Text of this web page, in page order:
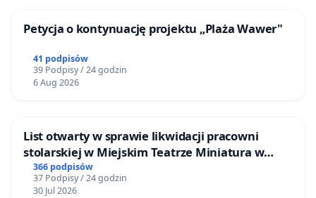
Petycja o kontynuację projektu „Plaża Wawer"
41 podpisów
39 Podpisy / 24 godzin
6 Aug 2026
List otwarty w sprawie likwidacji pracowni
stolarskiej w Miejskim Teatrze Miniatura w
Gdańsku
366 podpisów
37 Podpisy / 24 godzin
30 Jul 2026